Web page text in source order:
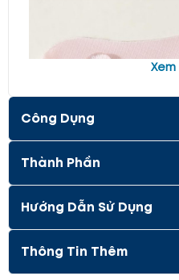
Công Dụng
Làm dịu da:Miếng dán
Công Dụng
Thành Phần
Hướng Dẫn Sử Dụng
Thông Tin Thêm